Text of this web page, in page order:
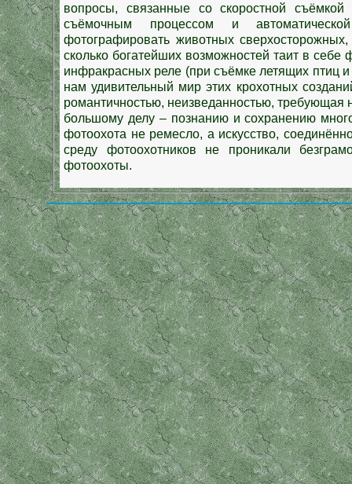
вопросы, связанные со скоростной
съёмочным процессом и
фотографировать животных
сколько богатейших возможностей таит в
инфракрасных реле (при съёмке летящих
нам удивительный мир этих крохотных
романтичностью, неизведанностью, требующая
большому делу – познанию и сохранению
фотоохота не ремесло, а искусство,
среду фотоохотников не проникали
фотоохоты.